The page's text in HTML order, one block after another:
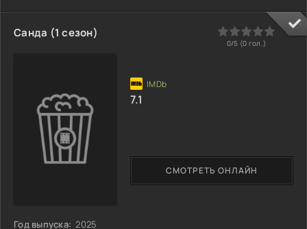
мирит их буйные нравы. Но однажды в город приезжает цирк.
Его директор, ловец диковинок, замечает Стич-Хэда. Он сулит
ему славу, богатство, признание толпы — всё то, чего тому
Санда (1 сезон)
Год выпуска: 2025
СМОТРЕТЬ ОНЛАЙН
7.1
4 5
0/5 (0 гол.)